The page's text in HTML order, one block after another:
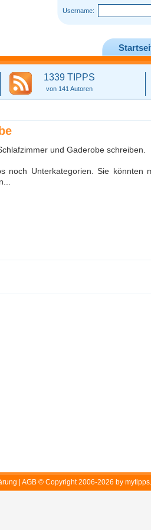
Username:
1339 TIPPS
von 141 Autoren
und Gaderobe schreiben.
noch Unterkategorien. Sie könnten
AGB © Copyright 2006-2026 by